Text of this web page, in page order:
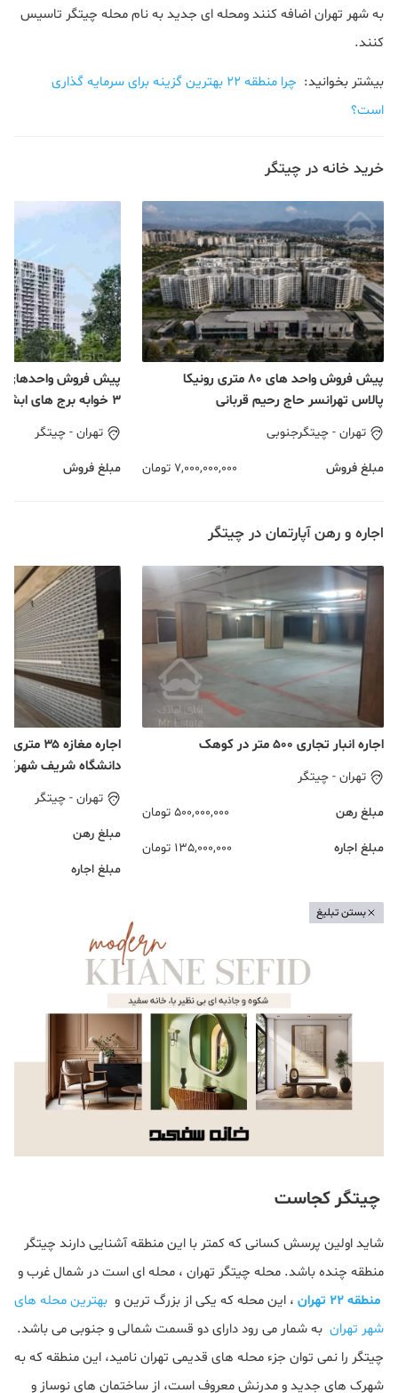
به شهر تهران اضافه کنند ومحله ای جدید به نام محله چیتگر تاسیس
کنند.
بیشتر بخوانید:
چرا منطقه 22 بهترین گزینه برای سرمایه گذاری
است؟
خرید خانه در چیتگر
پیش فروش واحد های 80 متری رونیکا
پالاس تهرانسر حاج رحیم قربانی
تهران - چیتگرجنوبی
مبلغ فروش 7,000,000,000 تومان
۳ خوابه برج های ابشار
تهران - چیتگر
مبلغ فروش
اجاره و رهن آپارتمان در چیتگر
اجاره انبار تجاری 500 متر در کوهک
تهران - چیتگر
مبلغ رهن 500,000,000 تومان
مبلغ اجاره 135,000,000 تومان
اجاره مغازه
دانشگاه شریف شهرک
تهران - چیتگر
مبلغ رهن
مبلغ اجاره
بستن تبلیغ
چیتگر کجاست
شاید اولین پرسش کسانی که کمتر با این منطقه آشنایی دارند چیتگر
منطقه چنده باشد. محله چیتگر تهران ، محله ای است در شمال غرب و
منطقه ۲۲ تهران
، این محله که یکی از بزرگ ترین و بهترین محله های
شهر تهران به شمار می رود دارای دو قسمت شمالی و جنوبی می باشد.
چیتگر را نمی توان جزء محله های قدیمی تهران نامید، این منطقه که به
شهرک های جدید و مدرنش معروف است، از ساختمان های نوساز و